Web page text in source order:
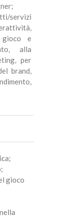
gioco e
alla
per
brand,
gioco